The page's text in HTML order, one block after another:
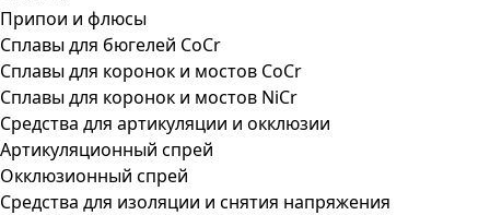
Припои и флюсы
Сплавы для бюгелей CoCr
Сплавы для коронок и мостов CoCr
Сплавы для коронок и мостов NiCr
Средства для артикуляции и окклюзии
Артикуляционный спрей
Окклюзионный спрей
Средства для изоляции и снятия напряжения